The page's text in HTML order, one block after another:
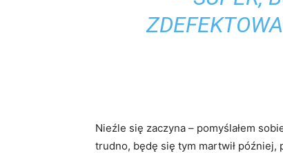
Nieźle się zaczyna – pomyślałem
trudno, będę się tym martwił później,